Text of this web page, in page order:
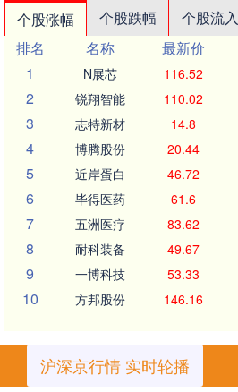
个股涨幅 个股跌幅 个股流入
排名
名称 最新价
1
N展芯 116.52
2 锐翔智能 110.02
3 志特新材 14.8
4 博腾股份 20.44
5 近岸蛋白 46.72
6 毕得医药 61.6
7 五洲医疗 83.62
8 耐科装备 49.67
9 一博科技 53.33
10 方邦股份 146.16
沪深京行情 实时轮播